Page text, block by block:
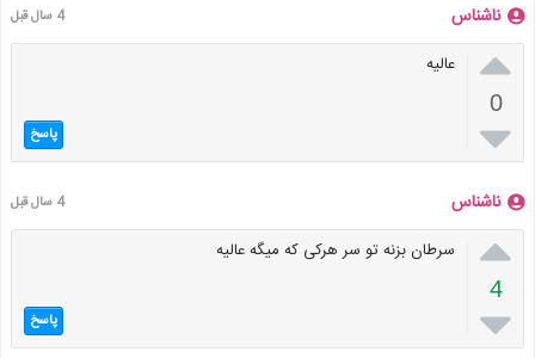
ناشناس 4 سال قبل

0

عالیه
پاسخ
ناشناس 4 سال قبل

4

سرطان بزنه تو سر هرکی که میگه عالیه
پاسخ